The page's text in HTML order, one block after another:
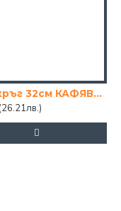
Тава кръг 32см КАФЯВА TANGO
(26.21лв.)